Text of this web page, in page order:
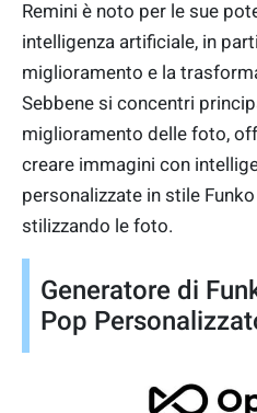
Remini è noto per le sue
intelligenza artificiale, in
miglioramento e la
Sebbene si concentri
miglioramento delle foto,
creare immagini con
personalizzate in stile
stilizzando le foto.
Generatore di
Pop